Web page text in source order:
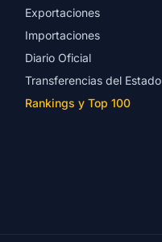
Exportaciones
Importaciones
Diario Oficial
Transferencias del Estado
Rankings y Top 100